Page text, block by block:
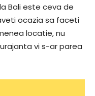
Bali este ceva de
ocazia sa faceti
locatie, nu
vi s-ar parea